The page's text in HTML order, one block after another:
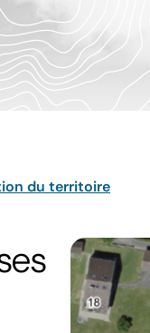
du territoire